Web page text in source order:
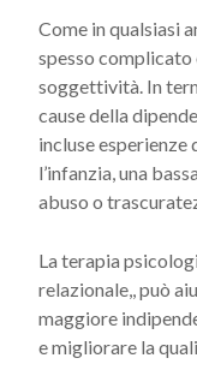
Come in qualsiasi
spesso
soggettività. In
cause della
incluse
l’infanzia, una
abuso o
La terapia
relazionale,, può
maggiore
e migliorare la